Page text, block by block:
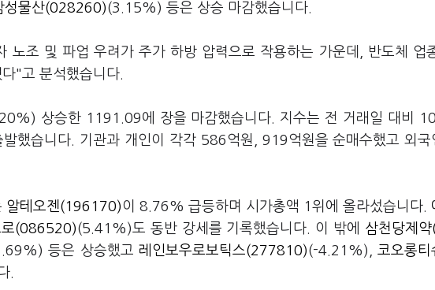
성물산(028260)(3.15%) 등은 상승 마감했습니다.
노조 및 파업 우려가 주가 하방 압력으로 작용하는 가운데, 반도체 업
"고 분석했습니다.
상승한 1191.09에 장을 마감했습니다. 지수는 전 거래일 대비
했습니다. 기관과 개인이 각각 586억원, 919억원을 순매수했고 외국
알테오젠(196170)이 8.76% 급등하며 시가총액 1위에 올라섰습니다.
로(086520)(5.41%)도 동반 강세를 기록했습니다. 이 밖에 삼천당제
등은 상승했고 레인보우로보틱스(277810)(-4.21%),코오롱티
.